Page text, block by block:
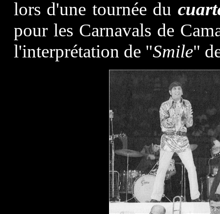
lors d'une tournée du
pour les Carnavals de
l'interprétation de "Smile"